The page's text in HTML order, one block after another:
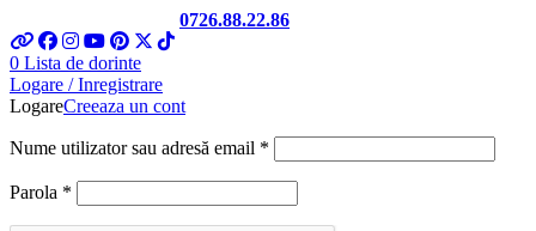
0726.88.22.86
0 Lista de dorinte
Logare / Inregistrare
LogareCreeaza un cont
Nume utilizator sau adresă email *
Parola *